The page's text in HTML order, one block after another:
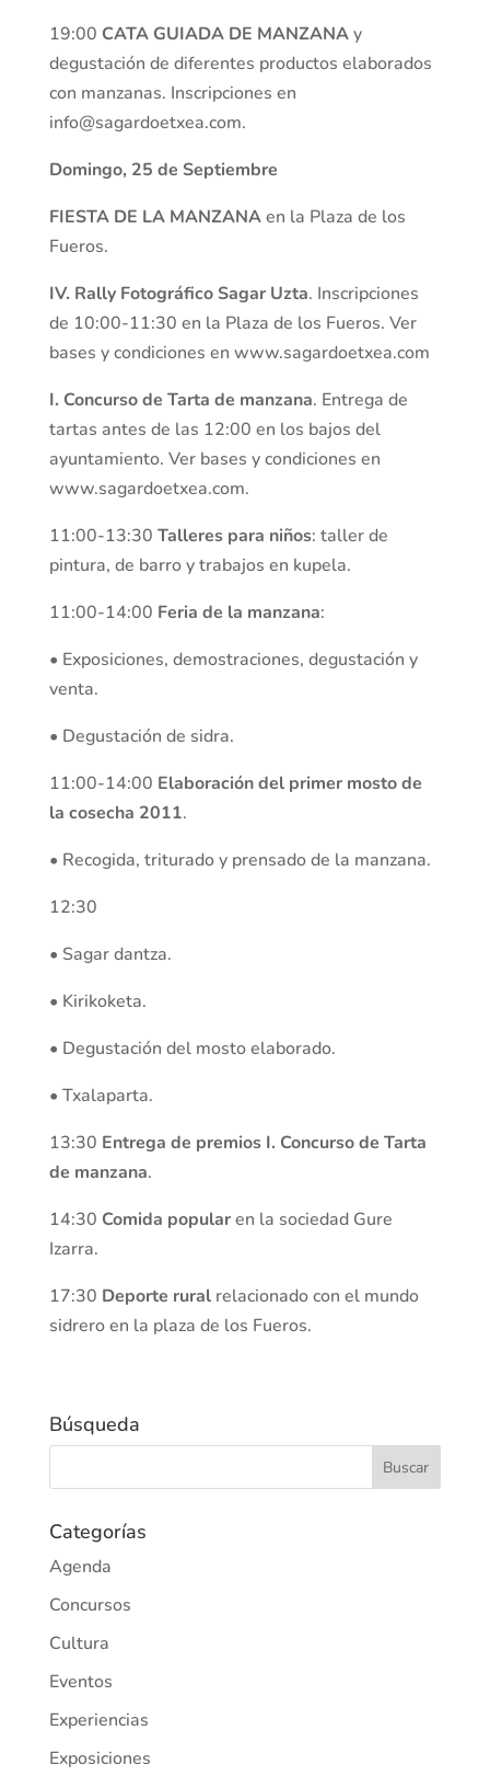
19:00 CATA GUIADA DE MANZANAy
degustación de diferentes productos elaborados
con manzanas. Inscripciones en
info@sagardoetxea.com.
Domingo, 25 de Septiembre
FIESTA DE LA MANZANAen la Plaza de los
Fueros.
IV. Rally Fotográfico Sagar Uzta. Inscripciones
de 10:00-11:30 en la Plaza de los Fueros. Ver
bases y condiciones en www.sagardoetxea.com
I. Concurso de Tarta de manzana. Entrega de
tartas antes de las 12:00 en los bajos del
ayuntamiento. Ver bases y condiciones en
www.sagardoetxea.com.
11:00-13:30 Talleres para niños: taller de
pintura, de barro y trabajos en kupela.
11:00-14:00 Feria de la manzana:
• Exposiciones, demostraciones, degustación y
venta.
• Degustación de sidra.
11:00-14:00 Elaboración del primer mosto de
la cosecha 2011.
• Recogida, triturado y prensado de la manzana.
12:30
• Sagar dantza.
• Kirikoketa.
• Degustación del mosto elaborado.
• Txalaparta.
13:30 Entrega de premios I. Concurso de Tarta
de manzana.
14:30 Comida popularen la sociedad Gure
Izarra.
17:30 Deporte ruralrelacionado con el mundo
sidrero en la plaza de los Fueros.
Búsqueda
Categorías
Agenda
Concursos
Cultura
Eventos
Experiencias
Exposiciones